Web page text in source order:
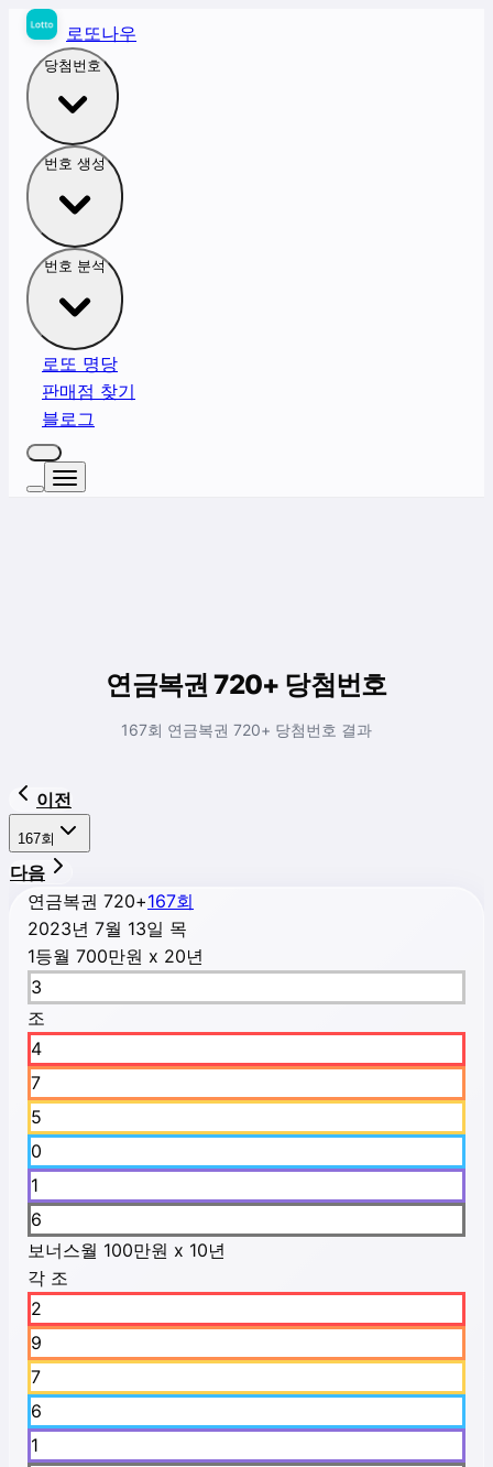
로또나우
당첨번호
번호 생성
번호 분석
로또 명당
판매점 찾기
블로그
연금복권 720+ 당첨번호
167회 연금복권 720+ 당첨번호 결과
이전
167회
다음
연금복권 720+167회
2023년 7월 13일 목
1등월 700만원 x 20년
3
조
4
7
5
0
1
6
보너스월 100만원 x 10년
각 조
2
9
7
6
1